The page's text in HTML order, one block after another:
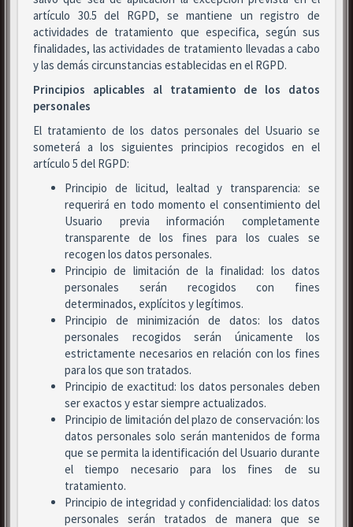
artículo 30.5 del RGPD, se mantiene un registro de
actividades de tratamiento que especifica, según sus
finalidades, las actividades de tratamiento llevadas a cabo
y las demás circunstancias establecidas en el RGPD.
Principios aplicables al tratamiento de los datos
personales
El tratamiento de los datos personales del Usuario se
someterá a los siguientes principios recogidos en el
artículo 5 del RGPD:
Principio de licitud, lealtad y transparencia: se
requerirá en todo momento el consentimiento del
Usuario previa información completamente
transparente de los fines para los cuales se
recogen los datos personales.
Principio de limitación de la finalidad: los datos
personales serán recogidos con fines
determinados, explícitos y legítimos.
Principio de minimización de datos: los datos
personales recogidos serán únicamente los
estrictamente necesarios en relación con los fines
para los que son tratados.
Principio de exactitud: los datos personales deben
ser exactos y estar siempre actualizados.
Principio de limitación del plazo de conservación: los
datos personales solo serán mantenidos de forma
que se permita la identificación del Usuario durante
el tiempo necesario para los fines de su
tratamiento.
Principio de integridad y confidencialidad: los datos
personales serán tratados de manera que se